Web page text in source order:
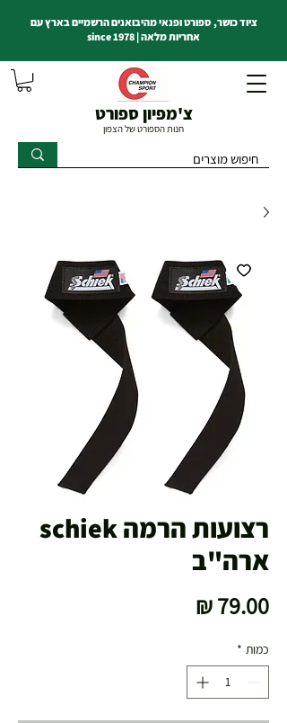
צ'מפיון ספורט
חנות הספורט של הצפון
ציוד כושר, ספורט ופנאי מהיבואנים הרשמיים בארץ עם
אחריות מלאה | since 1978
רצועות הרמה schiek
ארה"ב
כמות *